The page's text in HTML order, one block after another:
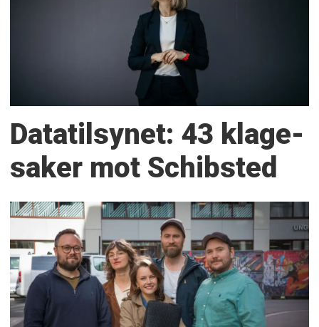
Datatilsynet: 43 klage­
saker mot Schibsted